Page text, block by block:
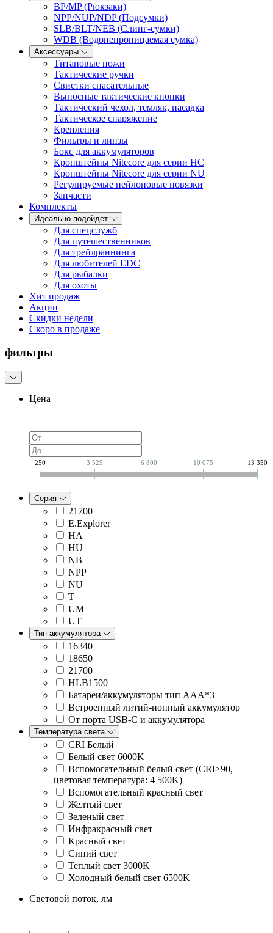
BP/MP (Рюкзаки)
NPP/NUP/NDP (Подсумки)
SLB/BLT/NEB (Слинг-сумки)
WDB (Водонепроницаемая сумка)
Аксессуары
Титановые ножи
Тактические ручки
Свистки спасательные
Выносные тактические кнопки
Тактический чехол, темляк, насадка
Тактическое снаряжение
Крепления
Фильтры и линзы
Бокс для аккумуляторов
Кронштейны Nitecore для серии HС
Кронштейны Nitecore для серии NU
Регулируемые нейлоновые повязки
Запчасти
Комплекты
Идеально подойдет
Для спецслужб
Для путешественников
Для трейлраннинга
Для любителей EDC
Для рыбалки
Для охоты
Хит продаж
Акции
Скидки недели
Скоро в продаже
фильтры
Цена
250 3 525 6 800 10 075 13 350
Серия
21700
E.Explorer
HA
HU
NB
NPP
NU
T
UM
UT
Тип аккумулятора
16340
18650
21700
HLB1500
Батареи/аккумуляторы тип AAA*3
Встроенный литий-ионный аккумулятор
От порта USB-C и аккумулятора
Температура света
CRI Белый
Белый свет 6000K
Вспомогательный белый свет (CRI≥90,
цветовая температура: 4 500K)
Вспомогательный красный свет
Желтый свет
Зеленый свет
Инфракрасный свет
Красный свет
Синий свет
Теплый свет 3000K
Холодный белый свет 6500K
Световой поток, лм